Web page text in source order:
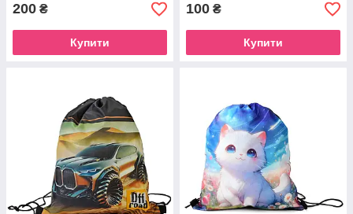
200 ₴
Купити
100 ₴
Купити